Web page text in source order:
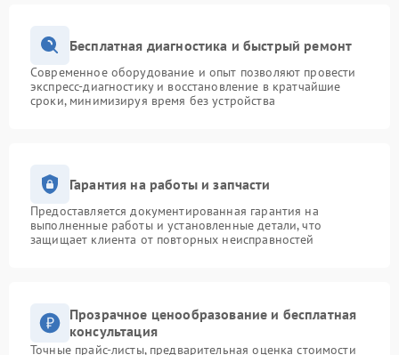
Бесплатная диагностика и быстрый ремонт
Современное оборудование и опыт позволяют провести
экспресс-диагностику и восстановление в кратчайшие
сроки, минимизируя время без устройства
Гарантия на работы и запчасти
Предоставляется документированная гарантия на
выполненные работы и установленные детали, что
защищает клиента от повторных неисправностей
Прозрачное ценообразование и бесплатная
консультация
Точные прайс-листы, предварительная оценка стоимости